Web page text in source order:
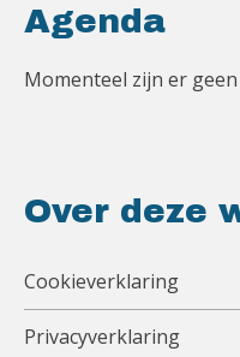
Agenda
Momenteel zijn er
Over deze
Cookieverklaring
Privacyverklaring